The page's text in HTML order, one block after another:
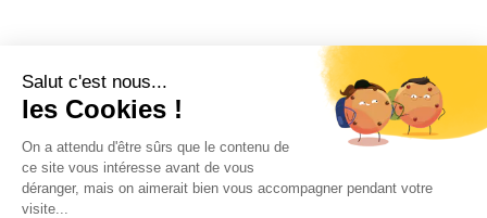
Salut c'est nous...
les Cookies !
On a attendu d'être sûrs que le contenu de
ce site vous intéresse avant de vous
déranger, mais on aimerait bien vous accompagner pendant votre
visite...